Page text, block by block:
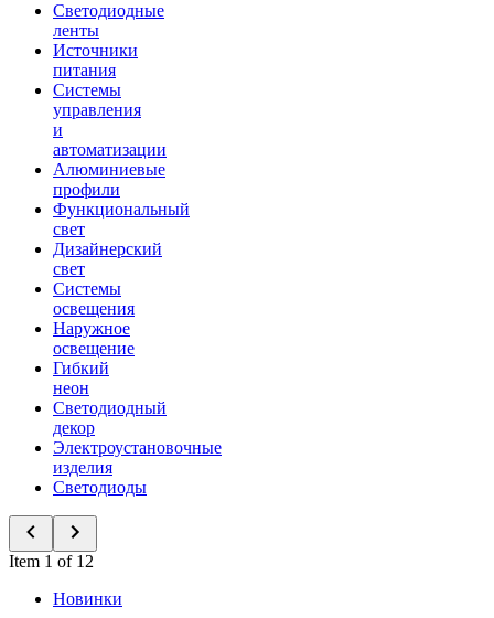
Светодиодные
ленты
Источники
питания
Системы
управления
и
автоматизации
Алюминиевые
профили
Функциональный
свет
Дизайнерский
свет
Системы
освещения
Наружное
освещение
Гибкий
неон
Светодиодный
декор
Электроустановочные
изделия
Светодиоды
Item 1 of 12
Новинки